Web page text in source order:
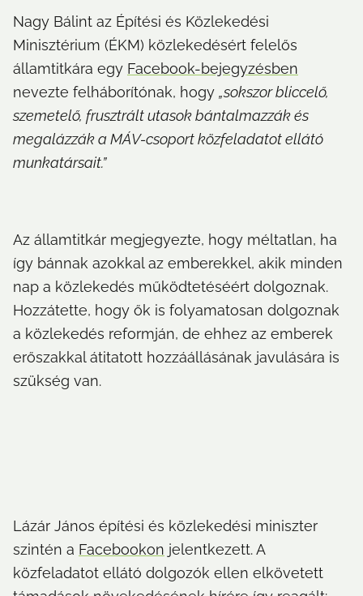
Nagy Bálint az Építési és Közlekedési
Minisztérium (ÉKM) közlekedésért felelős
államtitkára egy Facebook-bejegyzésben
nevezte felháborítónak, hogy „sokszor bliccelő,
szemetelő, frusztrált utasok bántalmazzák és
megalázzák a MÁV-csoport közfeladatot ellátó
munkatársait.”
Az államtitkár megjegyezte, hogy méltatlan, ha
így bánnak azokkal az emberekkel, akik minden
nap a közlekedés működtetéséért dolgoznak.
Hozzátette, hogy ők is folyamatosan dolgoznak
a közlekedés reformján, de ehhez az emberek
erőszakkal átitatott hozzáállásának javulására is
szükség van.
Lázár János építési és közlekedési miniszter
szintén a Facebookon jelentkezett. A
közfeladatot ellátó dolgozók ellen elkövetett